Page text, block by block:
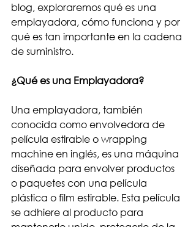
blog, exploraremos qué es una
emplayadora, cómo funciona y por
qué es tan importante en la cadena
de suministro.
¿Qué es una Emplayadora?
Una emplayadora, también
conocida como envolvedora de
película estirable o wrapping
machine en inglés, es una máquina
diseñada para envolver productos
o paquetes con una película
plástica o film estirable. Esta película
se adhiere al producto para